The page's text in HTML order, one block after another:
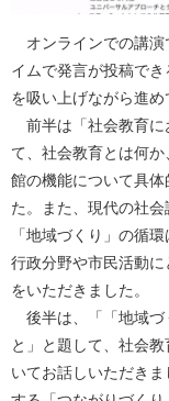
オンラインでの講演
イムで発言が投稿で
を吸い上げながら進め
前半は「社会教育に
て、社会教育とは何
館の機能について具
た。また、現代の社
「地域づくり」の循
行政分野や市民活動
をいただきました。
後半は、「「地域づ
と」と題して、社会
いてお話しいただき